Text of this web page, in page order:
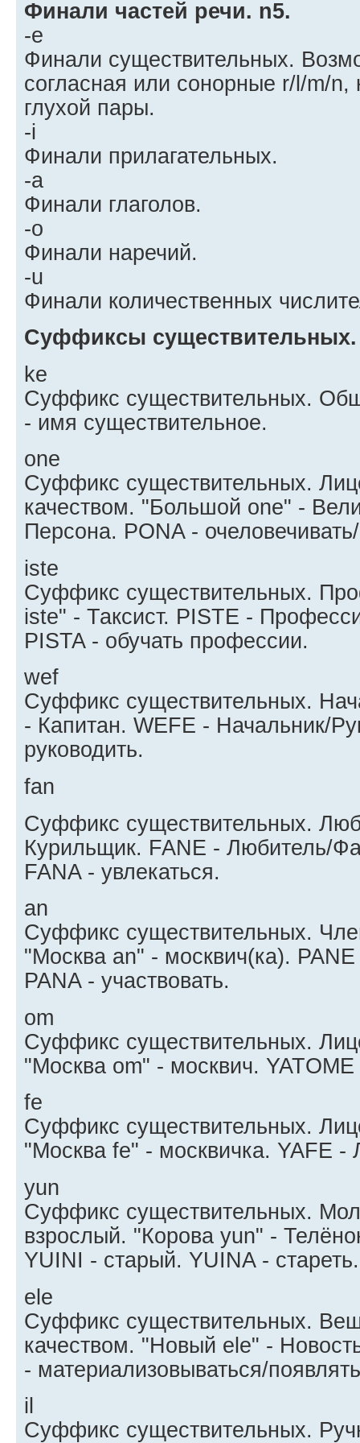
Финали частей речи. n5.
-e
Финали существительных.
согласная или сонорные r/l/m/
глухой пары.
-i
Финали прилагательных.
-a
Финали глаголов.
-o
Финали наречий.
-u
Финали количественных
Суффиксы существительных.
ke
Суффикс существительных.
- имя существительное.
one
Суффикс существительных.
качеством. "Большой one" -
Персона. PONA -
iste
Суффикс существительных.
iste" - Таксист. PISTE -
PISTA - обучать профессии.
wef
Суффикс существительных.
- Капитан. WEFE - Начальник/
руководить.
fan
Суффикс существительных.
Курильщик. FANE - Любитель/
FANA - увлекаться.
an
Суффикс существительных.
"Москва an" - москвич(ка).
PANA - участвовать.
om
Суффикс существительных.
"Москва om" - москвич.
fe
Суффикс существительных.
"Москва fe" - москвичка. YAFE -
yun
Суффикс существительных.
взрослый. "Корова yun" -
YUINI - старый. YUINA - стареть.
ele
Суффикс существительных.
качеством. "Новый ele" -
- материализовываться/
il
Суффикс существительных.